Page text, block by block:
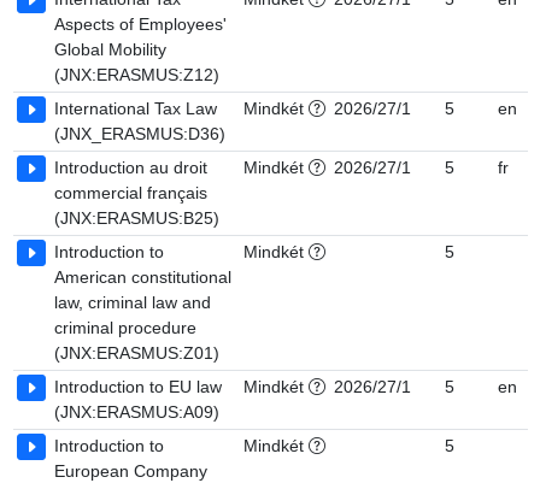
Aspects of Employees'
Global Mobility
(JNX:ERASMUS:Z12)
International Tax Law
(JNX_ERASMUS:D36)
Mindkét 2026/27/1 5 en
Introduction au droit
commercial français
(JNX:ERASMUS:B25)
Mindkét 2026/27/1 5 fr
Introduction to
American constitutional
law, criminal law and
criminal procedure
(JNX:ERASMUS:Z01)
Mindkét 5
Introduction to EU law
(JNX:ERASMUS:A09)
Mindkét 2026/27/1 5 en
Introduction to
European Company
Mindkét 5